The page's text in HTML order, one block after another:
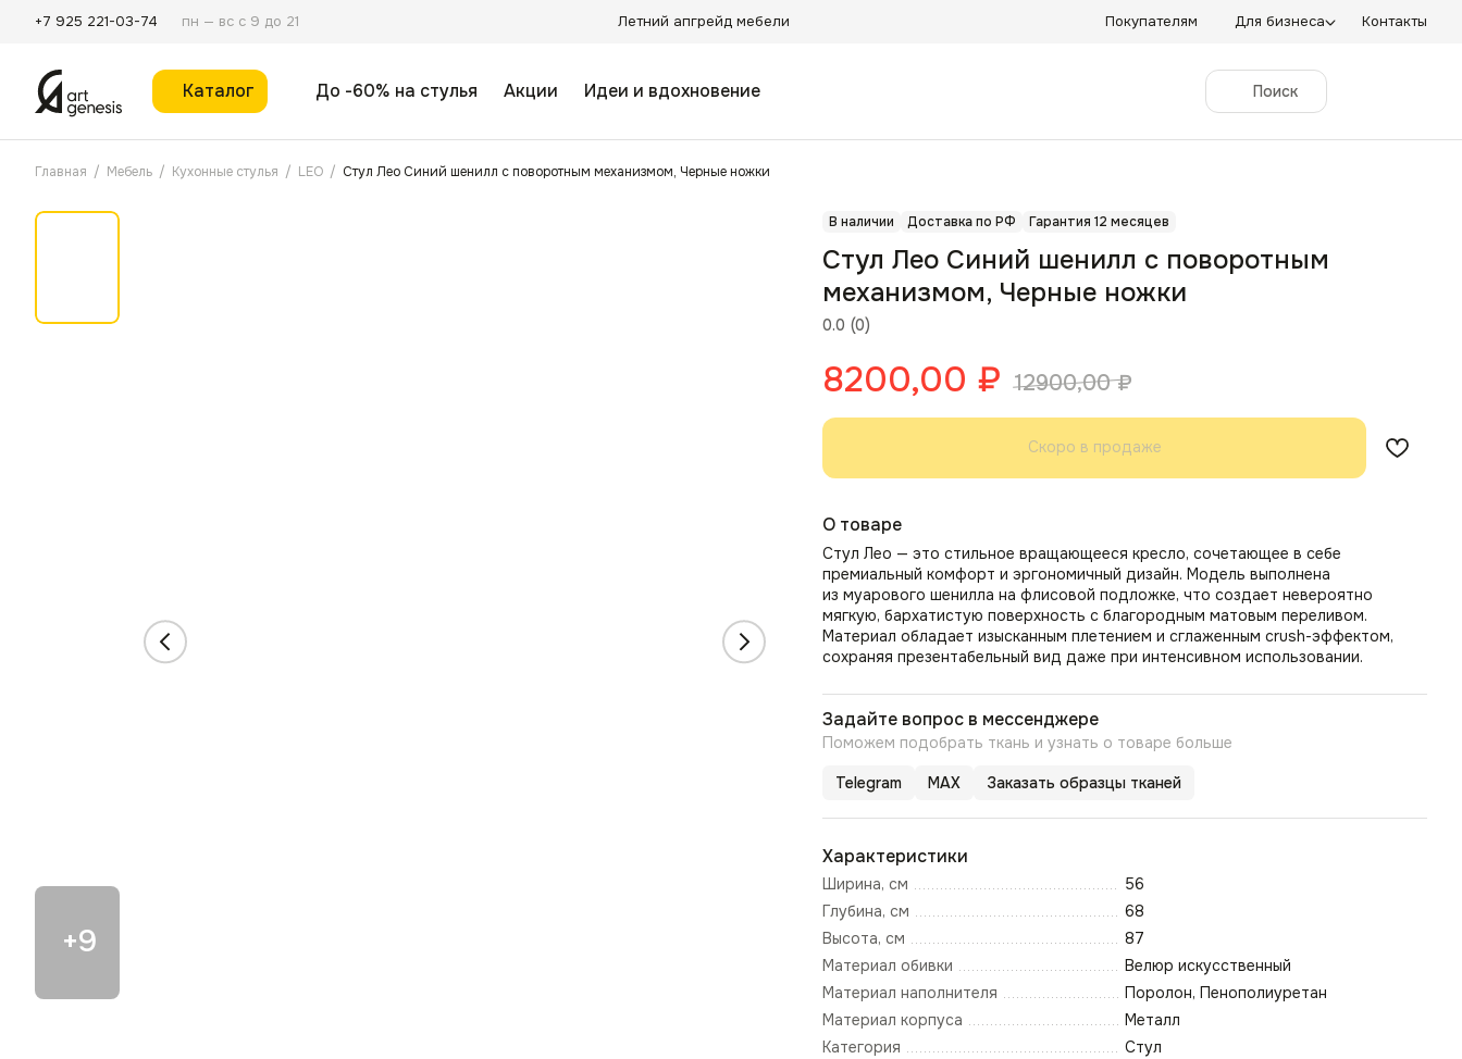
+7 925 221-03-74 пн — вс с 9 до 21 Летний апгрейд мебели Покупателям Для бизнеса Контакты
Каталог До -60% на стулья Акции Идеи и вдохновение Поиск
Главная / Мебель / Кухонные стулья / LEO / Стул Лео Синий шенилл с поворотным механизмом, Черные ножки
В наличии Доставка по РФ Гарантия 12 месяцев
0.0 (0)
Стул Лео Синий шенилл с поворотным
механизмом, Черные ножки
8200,00 ₽ 12900,00 ₽
О товаре
Стул Лео — это стильное вращающееся кресло, сочетающее в себе
премиальный комфорт и эргономичный дизайн. Модель выполнена
из муарового шенилла на флисовой подложке, что создает невероятно
мягкую, бархатистую поверхность с благородным матовым переливом.
Материал обладает изысканным плетением и сглаженным crush-эффектом,
сохраняя презентабельный вид даже при интенсивном использовании.
Задайте вопрос в мессенджере
Поможем подобрать ткань и узнать о товаре больше
Telegram MAX Заказать образцы тканей
Характеристики
Ширина, см
56
Глубина, см
68
Высота, см
87
Материал обивки
Велюр искусственный
Материал наполнителя
Поролон, Пенополиуретан
Материал корпуса
Металл
Категория
Стул